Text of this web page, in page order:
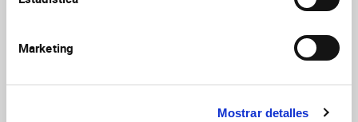
Marketing
Mostrar detalles
Neurobiología del desarrollo Neurobiología del desarrollo